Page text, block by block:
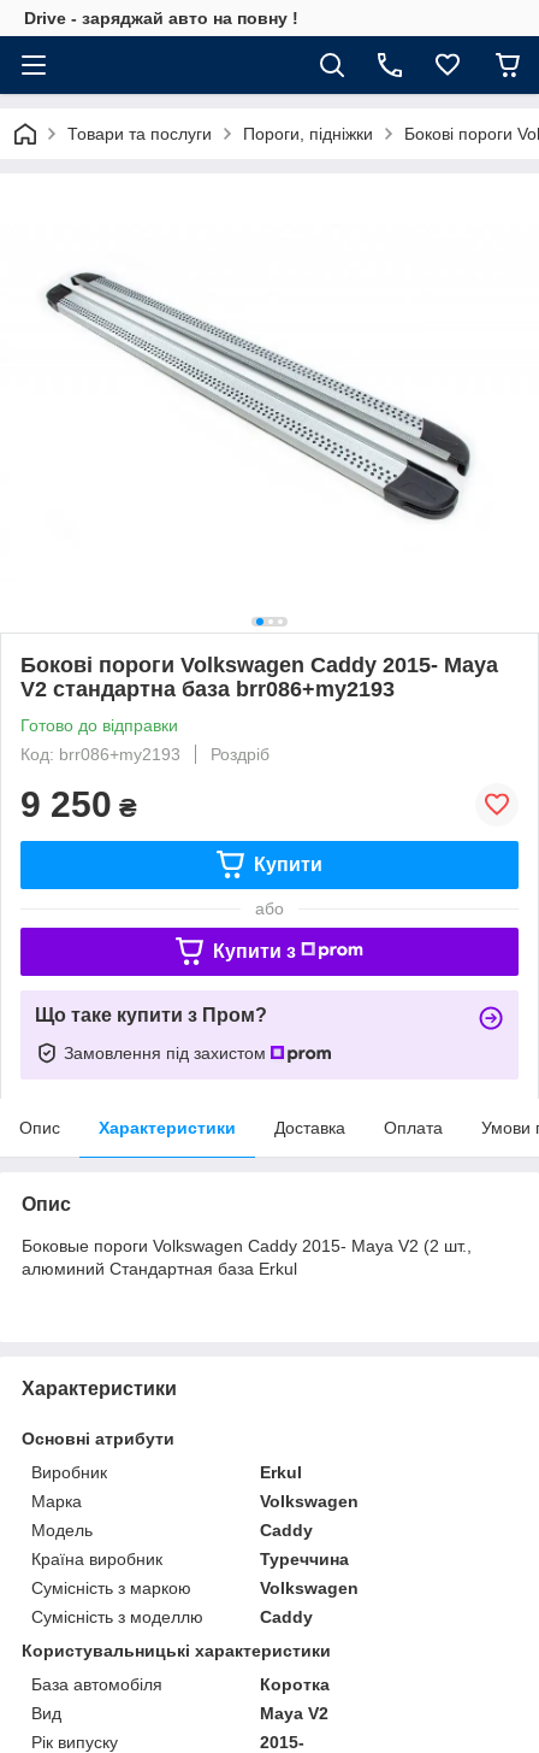
Drive - заряджай авто на повну !
Товари та послуги Пороги, підніжки Бокові пороги
Бокові пороги Volkswagen Caddy 2015- Maya
V2 стандартна база brr086+my2193
Готово до відправки
Код: brr086+my2193
Роздріб
9 250 ₴
Купити
або
Купити з
Що таке купити з Пром?
Замовлення під захистом
Опис Характеристики Доставка Оплата Умови
Опис
Боковые пороги Volkswagen Caddy 2015- Maya V2 (2 шт.,
алюминий Стандартная база Erkul
Характеристики
Основні атрибути
Виробник
Erkul
Марка
Volkswagen
Модель
Caddy
Країна виробник
Туреччина
Сумісність з маркою
Volkswagen
Сумісність з моделлю
Caddy
Користувальницькі характеристики
База автомобіля
Коротка
Вид
Maya V2
Рік випуску
2015-